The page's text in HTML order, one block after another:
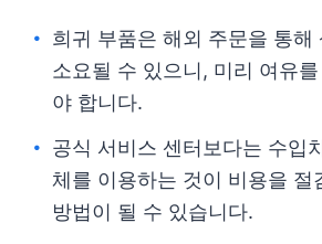
희귀 부품은 해외 주문을 통해
소요될 수 있으니, 미리 여유
야 합니다.
공식 서비스 센터보다는 수입
체를 이용하는 것이 비용을 절
방법이 될 수 있습니다.